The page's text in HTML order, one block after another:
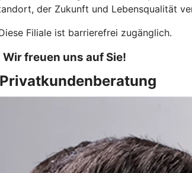
der Zukunft und Lebensqualität
Filiale ist barrierefrei zugänglich.
Wir freuen uns auf Sie!